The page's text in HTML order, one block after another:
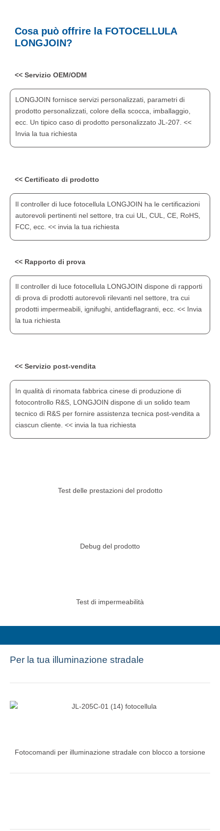
Cosa può offrire la FOTOCELLULA
LONGJOIN?
<< Servizio OEM/ODM
LONGJOIN fornisce servizi personalizzati, parametri di
prodotto personalizzati, colore della scocca, imballaggio,
ecc. Un tipico caso di prodotto personalizzato JL-207. <<
Invia la tua richiesta
<< Certificato di prodotto
Il controller di luce fotocellula LONGJOIN ha le certificazioni
autorevoli pertinenti nel settore, tra cui UL, CUL, CE, RoHS,
FCC, ecc. << invia la tua richiesta
<< Rapporto di prova
Il controller di luce fotocellula LONGJOIN dispone di rapporti
di prova di prodotti autorevoli rilevanti nel settore, tra cui
prodotti impermeabili, ignifughi, antideflagranti, ecc. << Invia
la tua richiesta
<< Servizio post-vendita
In qualità di rinomata fabbrica cinese di produzione di
fotocontrollo R&S, LONGJOIN dispone di un solido team
tecnico di R&S per fornire assistenza tecnica post-vendita a
ciascun cliente. << invia la tua richiesta
Test delle prestazioni del prodotto
Debug del prodotto
Test di impermeabilità
Per la tua illuminazione stradale
Fotocomandi per illuminazione stradale con blocco a torsione